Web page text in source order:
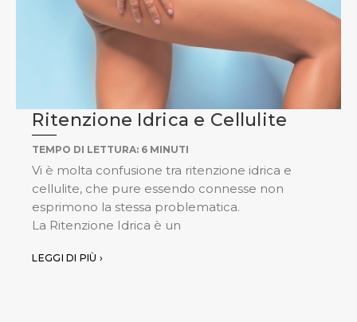
Ritenzione Idrica e Cellulite
TEMPO DI LETTURA: 6 MINUTI
Vi è molta confusione tra ritenzione idrica e
cellulite, che pure essendo connesse non
esprimono la stessa problematica.
La Ritenzione Idrica è un
LEGGI DI PIÙ ›